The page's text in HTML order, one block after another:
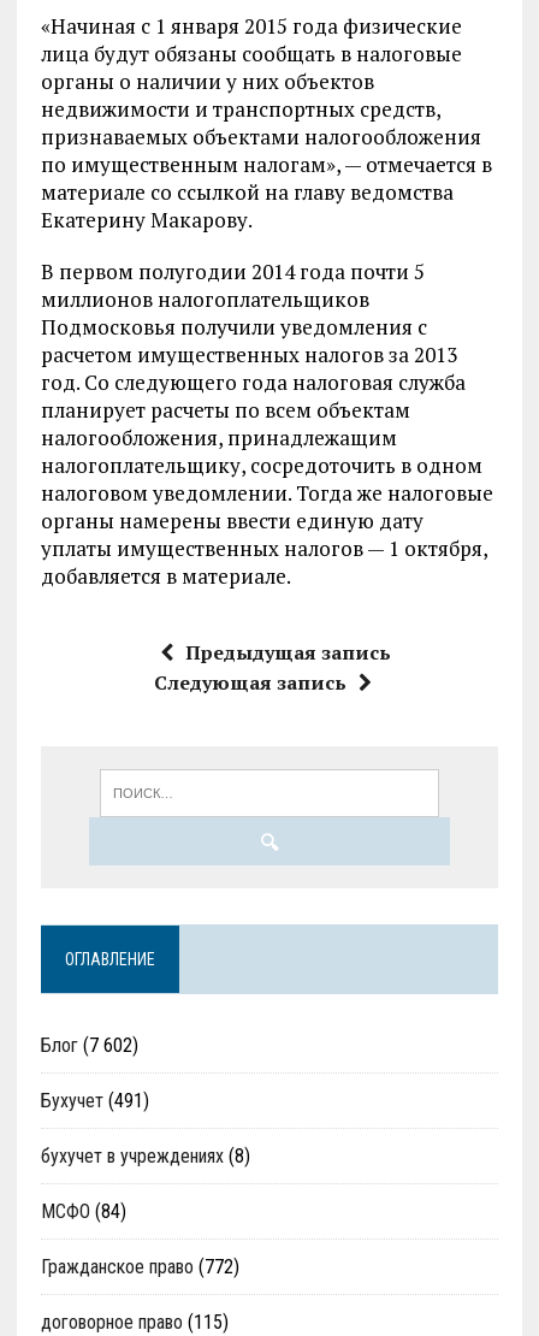
«Начиная с 1 января 2015 года физические
лица будут обязаны сообщать в налоговые
органы о наличии у них объектов
недвижимости и транспортных средств,
признаваемых объектами налогообложения
по имущественным налогам», — отмечается в
материале со ссылкой на главу ведомства
Екатерину Макарову.
В первом полугодии 2014 года почти 5
миллионов налогоплательщиков
Подмосковья получили уведомления с
расчетом имущественных налогов за 2013
год. Со следующего года налоговая служба
планирует расчеты по всем объектам
налогообложения, принадлежащим
налогоплательщику, сосредоточить в одном
налоговом уведомлении. Тогда же налоговые
органы намерены ввести единую дату
уплаты имущественных налогов — 1 октября,
добавляется в материале.
Предыдущая запись
Следующая запись
ОГЛАВЛЕНИЕ
Блог(7 602)
Бухучет(491)
бухучет в учреждениях(8)
МСФО (84)
Гражданское право (772)
договорное право (115)